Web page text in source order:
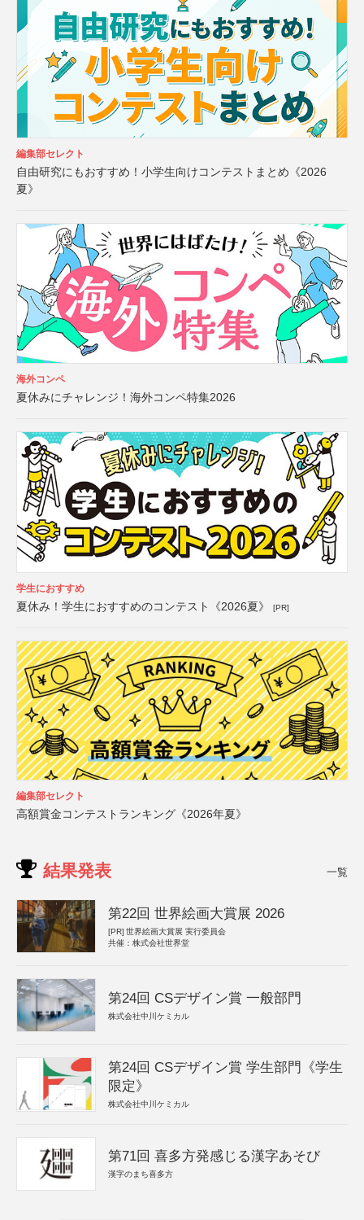
編集部セレクト
自由研究にもおすすめ！小学生向けコンテストまとめ《2026
夏》
海外コンペ
夏休みにチャレンジ！海外コンペ特集2026
学生におすすめ
夏休み！学生におすすめのコンテスト《2026夏》 [PR]
編集部セレクト
高額賞金コンテストランキング《2026年夏》
結果発表 一覧
第22回 世界絵画大賞展 2026
[PR] 世界絵画大賞展 実行委員会
共催：株式会社世界堂
第24回 CSデザイン賞 一般部門
株式会社中川ケミカル
第24回 CSデザイン賞 学生部門《学生
限定》
株式会社中川ケミカル
第71回 喜多方発感じる漢字あそび
漢字のまち喜多方